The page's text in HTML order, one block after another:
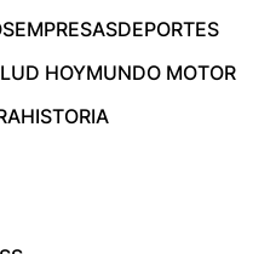
EMPRESASDEPORTES
HOYMUNDO MOTOR
HISTORIA